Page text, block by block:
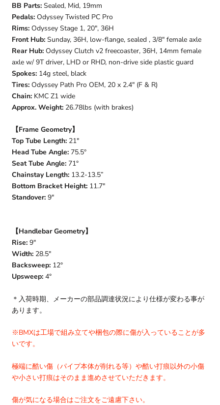
BB Parts: Sealed, Mid, 19mm
Pedals: Odyssey Twisted PC Pro
Rims: Odyssey Stage 1, 20", 36H
Front Hub: Sunday, 36H, low-flange, sealed , 3/8" female axle
Rear Hub: Odyssey Clutch v2 freecoaster, 36H, 14mm female
axle w/ 9T driver, LHD or RHD, non-drive side plastic guard
Spokes: 14g steel, black
Tires: Odyssey Path Pro OEM, 20 x 2.4" (F & R)
Chain: KMC Z1 wide
Approx. Weight: 26.78lbs (with brakes)
【Frame Geometry】
Top Tube Length: 21"
Head Tube Angle: 75.5°
Seat Tube Angle: 71°
Chainstay Length: 13.2-13.5”
Bottom Bracket Height: 11.7"
Standover: 9"
【Handlebar Geometry】
Rise: 9"
Width: 28.5"
Backsweep: 12°
Upsweep: 4°
＊入荷時期、メーカーの部品調達状況により仕様が変わる事が
あります。
※BMXは工場で組み立てや梱包の際に傷が入っていることが多
いです。
極端に酷い傷（パイプ本体が削れる等）や酷い打痕以外の小傷
や小さい打痕はそのまま進めさせていただきます。
傷が気になる場合はご注文をご遠慮下さい。